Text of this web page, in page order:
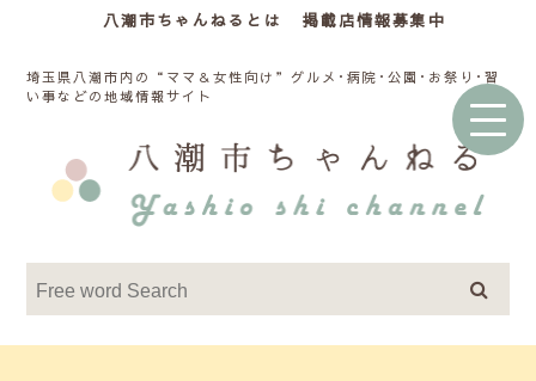
八潮市ちゃんねるとは 掲載店情報募集中
埼玉県八潮市内の“ママ＆女性向け”グルメ･病院･公園･お祭り･習
い事などの地域情報サイト